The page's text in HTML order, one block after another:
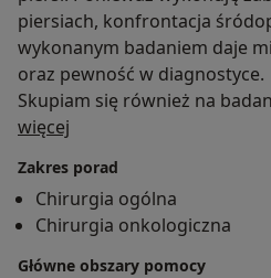
piersiach, konfrontacja
wykonanym badaniem daje
oraz pewność w diagnostyce.
Skupiam się również na
barwnikowych, wykonuję
bardzo duże doświadczenie.
Diagnostyka tarczycy
cienkoigłowymi daje mi
diagnostyki tarczycy.
więcej
Zakres porad
Chirurgia ogólna
Chirurgia onkologiczna
Główne obszary pomocy